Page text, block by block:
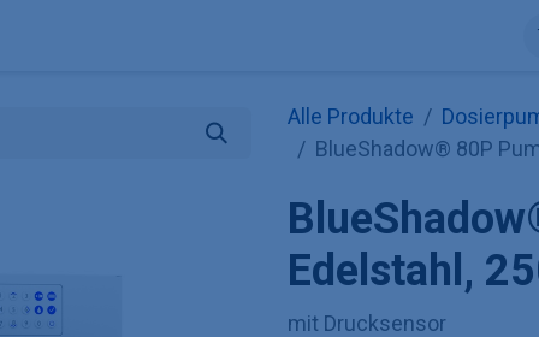
Alle Produkte
BlueShadow® 80P
Edelstahl,
mit Drucksensor